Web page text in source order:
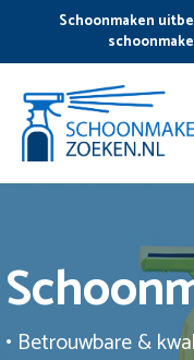
de
inhoud
Schoonmaken
• Betrouwbare &